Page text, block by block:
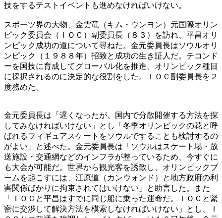
技をするテストイベントも進めなければいけない。
スポーツ界の大物、金雲竜（キム・ウンヨン）元国際オリン
ピック委員会（ＩＯＣ）副委員長（８３）を訪れ、平昌オリ
ンピック成功の道について尋ねた。金元委員長はソウルオリ
ンピック（１９８８年）招致と成功の生き証人だ。テコンド
ーを国技に育成してグローバル化を推進、オリンピック種目
に採択されるのに決定的な役割をした。ＩＯＣ副委員長を２
度務めた。
金元委員長は「遅くなったが、国内で分散開催する方法を探
してみなければいけない」とし「冬季オリンピックの花と呼
ばれるフィギュアスケートをソウルですることも検討するの
がよい」と述べた。金元委員長は「ソウルはスケート場・放
送施設・交通網などのインフラが整っているため、今すぐに
も大会が可能だ。世界から観光客を誘致し、オリンピックブ
ームを起こすには、江原道（カンウォンド）と地方政府の利
害関係ばかりに拘束されてはいけない」と助言した。また
「ＩＯＣと平昌はすでに同じ船に乗った運命だ。ＩＯＣと緊
密に交渉して解決方法を模索しなければいけない」とし、Ｉ